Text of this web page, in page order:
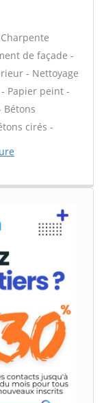
de façade -
- Nettoyage
Papier peint -
Bétons
cirés -